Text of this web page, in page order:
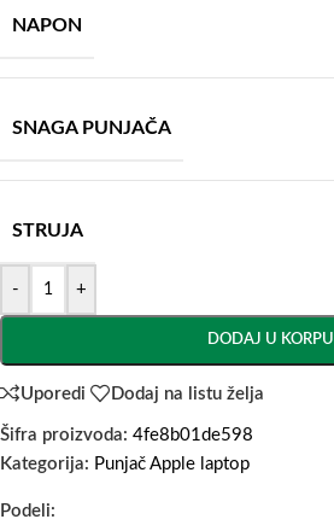
NAPON
SNAGA PUNJAČA
STRUJA
- +
DODAJ U KORPU
Uporedi Dodaj na listu želja
Šifra proizvoda: 4fe8b01de598
Kategorija: Punjač Apple laptop
Podeli: